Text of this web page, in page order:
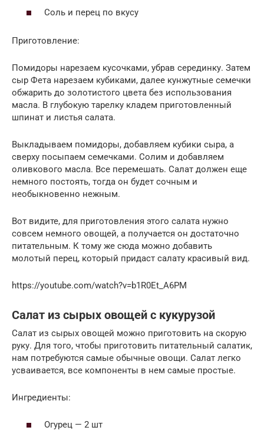
Соль и перец по вкусу
Приготовление:
Помидоры нарезаем кусочками, убрав серединку. Затем
сыр Фета нарезаем кубиками, далее кунжутные семечки
обжарить до золотистого цвета без использования
масла. В глубокую тарелку кладем приготовленный
шпинат и листья салата.
Выкладываем помидоры, добавляем кубики сыра, а
сверху посыпаем семечками. Солим и добавляем
оливкового масла. Все перемешать. Салат должен еще
немного постоять, тогда он будет сочным и
необыкновенно нежным.
Вот видите, для приготовления этого салата нужно
совсем немного овощей, а получается он достаточно
питательным. К тому же сюда можно добавить
молотый перец, который придаст салату красивый вид.
https://youtube.com/watch?v=b1R0Et_A6PM
Салат из сырых овощей с кукурузой
Салат из сырых овощей можно приготовить на скорую
руку. Для того, чтобы приготовить питательный салатик,
нам потребуются самые обычные овощи. Салат легко
усваивается, все компоненты в нем самые простые.
Ингредиенты:
Огурец — 2 шт